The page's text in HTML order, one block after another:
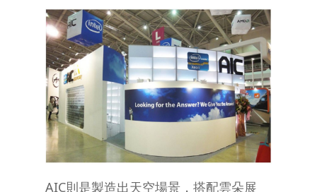
AIC則是製造出天空場景，搭配雲朵展